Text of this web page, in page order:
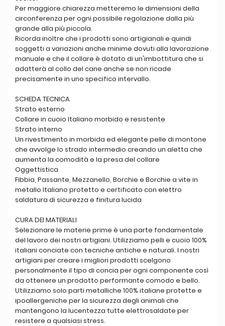
Per maggiore chiarezza metteremo le dimensioni della
circonferenza per ogni possibile regolazione dalla più
grande alla più piccola.
Ricorda inoltre che i prodotti sono artigianali e quindi
soggetti a variazioni anche minime dovuti alla lavorazione
manuale e che il collare è dotato di un'imbottitura che si
adatterà al collo del cane anche se non ricade
precisamente in uno specifico intervallo.
SCHEDA TECNICA
Strato esterno
Collare in cuoio Italiano morbido e resistente
Strato interno
Un rivestimento in morbida ed elegante pelle di montone
che avvolge lo strado intermedio creando un aletta che
aumenta la comodità e la presa del collare
Oggettistica
Fibbia, Passante, Mezzanello, Borchie e Borchie a vite in
metallo Italiano protetto e certificato con elettro
saldatura di sicurezza e finitura lucida
CURA DEI MATERIALI
Selezionare le materie prime è una parte fondamentale
del lavoro dei nostri artigiani. Utilizziamo pelli e cuoio 100%
italiani conciate con tecniche antiche e naturali. I nostri
artigiani per creare i migliori prodotti scelgono
personalmente il tipo di concia per ogni componente così
da ottenere un prodotto performante comodo e bello.
Utilizziamo solo parti metalliche 100% italiane protette e
ipoallergeniche per la sicurezza degli animali che
mantengono la lucentezza tutte elettrosaldate per
resistere a qualsiasi stress.